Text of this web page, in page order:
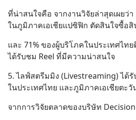
ที่น่าสนใจคือ จากงานวิจัยล่าสุดเผยว่
ในภูมิภาคเอเชียแปซิฟิก ตัดสินใจซื้อสิ
และ 71% ของผู้บริโภคในประเทศไท
ได้รับชม Reel ที่มีความน่าสนใจ
5. ไลฟ์สตรีมมิง (Livestreaming) ได้
ในประเทศไทย และภูมิภาคเอเชียตะวั
จากการวิจัยตลาดของบริษัท